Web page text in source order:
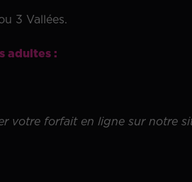
3 Vallées.
adultes :
votre forfait en ligne sur notre